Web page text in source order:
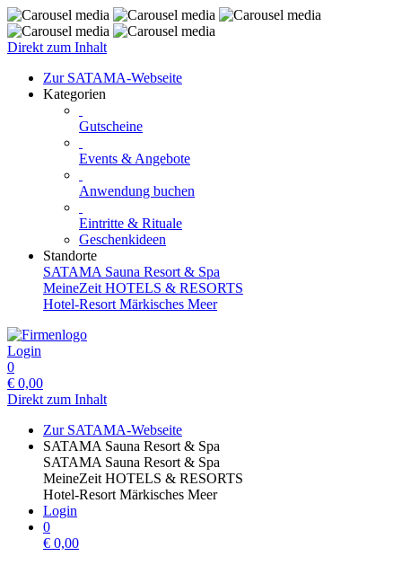
Direkt zum Inhalt
Zur SATAMA-Webseite
Kategorien
Gutscheine
Events & Angebote
Anwendung buchen
Eintritte & Rituale
Geschenkideen
Standorte
SATAMA Sauna Resort & Spa
MeineZeit HOTELS & RESORTS
Hotel-Resort Märkisches Meer
Login
0
€ 0,00
Direkt zum Inhalt
Zur SATAMA-Webseite
SATAMA Sauna Resort & Spa
SATAMA Sauna Resort & Spa
MeineZeit HOTELS & RESORTS
Hotel-Resort Märkisches Meer
Login
0
€ 0,00